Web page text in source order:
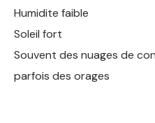
Humidite faible
Soleil fort
Souvent des nuages de
parfois des orages